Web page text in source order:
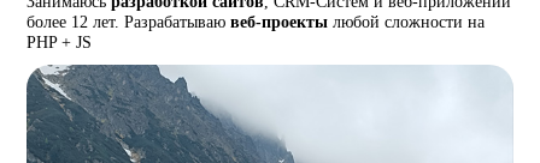
более 12 лет. Разрабатываювеб-проекты любой сложности на
PHP + JS